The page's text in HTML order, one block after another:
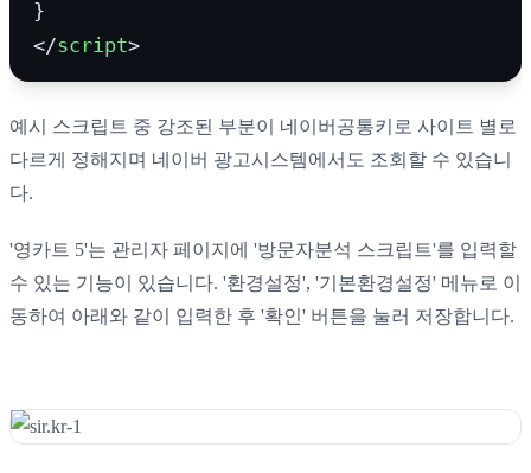
</script>
예시 스크립트 중 강조된 부분이 네이버공통키로 사이트 별로
다르게 정해지며 네이버 광고시스템에서도 조회할 수 있습니
다.
'영카트 5'는 관리자 페이지에 '방문자분석 스크립트'를 입력할
수 있는 기능이 있습니다. '환경설정', '기본환경설정' 메뉴로 이
동하여 아래와 같이 입력한 후 '확인' 버튼을 눌러 저장합니다.